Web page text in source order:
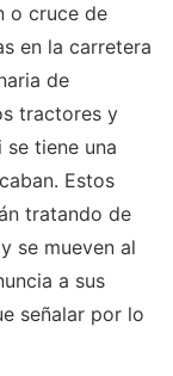
o cruce de
en la carretera
de
tractores y
tiene una
Estos
tratando de
se mueven al
a sus
señalar por lo